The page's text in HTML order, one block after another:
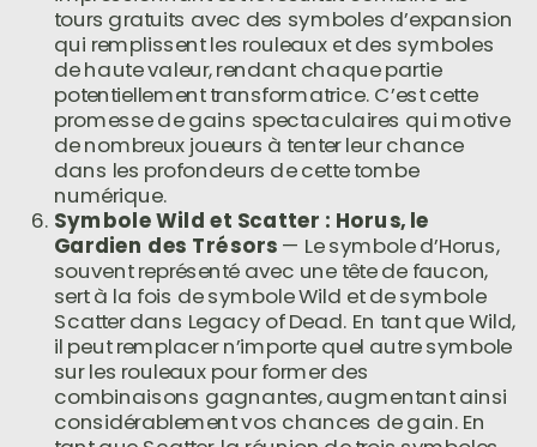
tours gratuits avec des symboles d’expansion
qui remplissent les rouleaux et des symboles
de haute valeur, rendant chaque partie
potentiellement transformatrice. C’est cette
promesse de gains spectaculaires qui motive
de nombreux joueurs à tenter leur chance
dans les profondeurs de cette tombe
numérique.
Symbole Wild et Scatter : Horus, le
Gardien des Trésors — Le symbole d’Horus,
souvent représenté avec une tête de faucon,
sert à la fois de symbole Wild et de symbole
Scatter dans Legacy of Dead. En tant que Wild,
il peut remplacer n’importe quel autre symbole
sur les rouleaux pour former des
combinaisons gagnantes, augmentant ainsi
considérablement vos chances de gain. En